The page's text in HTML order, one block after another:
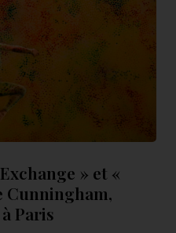
» et «
Cunningham,
Paris